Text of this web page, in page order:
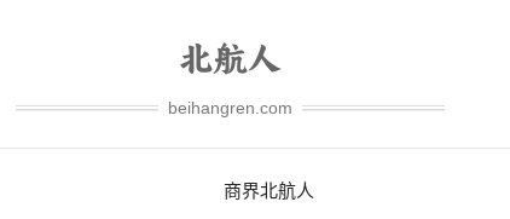
beihangren.com
商界北航人